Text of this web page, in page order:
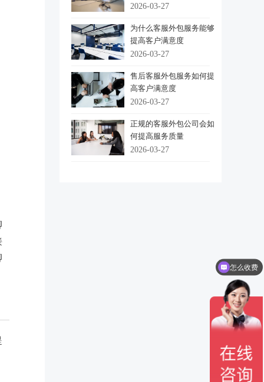
2026-03-27
为什么客服外包服务能够
提高客户满意度
2026-03-27
售后客服外包服务如何提
高客户满意度
2026-03-27
正规的客服外包公司会如
何提高服务质量
2026-03-27
要外包客服